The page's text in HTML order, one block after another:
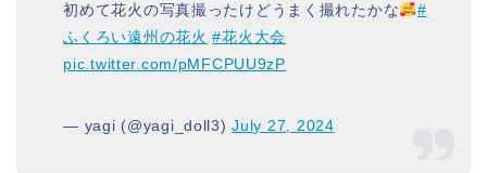
初めて花火の写真撮ったけどうまく撮れたかな
#
ふくろい遠州の花火 #花火大会
pic.twitter.com/pMFCPUU9zP
— yagi (@yagi_doll3)July 27, 2024